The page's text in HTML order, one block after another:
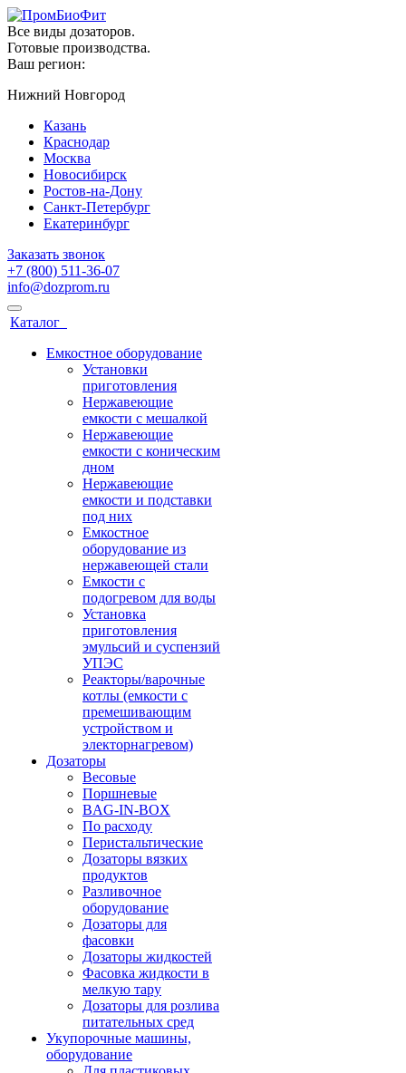
Все виды дозаторов.
Готовые производства.
Ваш регион:
Нижний Новгород
Казань
Краснодар
Москва
Новосибирск
Ростов-на-Дону
Санкт-Петербург
Екатеринбург
Заказать звонок
+7 (800) 511-36-07
info@dozprom.ru
Каталог
Емкостное оборудование
Установки
приготовления
Нержавеющие
емкости с мешалкой
Нержавеющие
емкости с коническим
дном
Нержавеющие
емкости и подставки
под них
Емкостное
оборудование из
нержавеющей стали
Емкости с
подогревом для воды
Установка
приготовления
эмульсий и суспензий
УПЭС
Реакторы/варочные
котлы (емкости с
премешивающим
устройством и
электорнагревом)
Дозаторы
Весовые
Поршневые
BAG-IN-BOX
По расходу
Перистальтические
Дозаторы вязких
продуктов
Разливочное
оборудование
Дозаторы для
фасовки
Дозаторы жидкостей
Фасовка жидкости в
мелкую тару
Дозаторы для розлива
питательных сред
Укупорочные машины,
оборудование